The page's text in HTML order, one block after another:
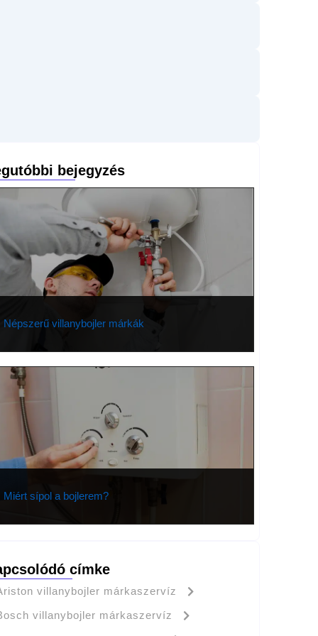
bejegyzés
Népszerű villanybojler márkák
Miért sípol a bojlerem?
címke
villanybojler márkaszervíz
villanybojler márkaszervíz